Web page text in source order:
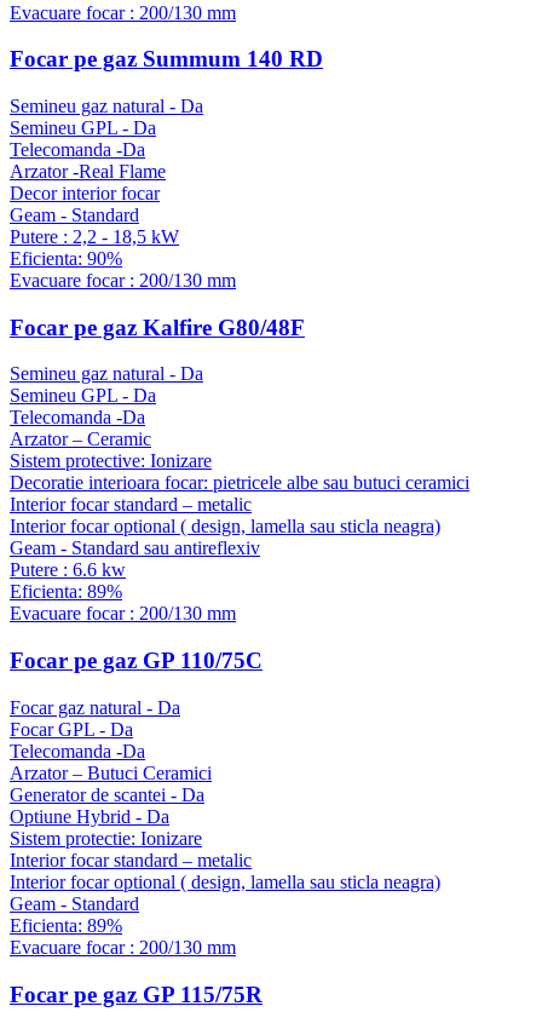
Evacuare focar : 200/130 mm
Focar pe gaz Summum 140 RD
Semineu gaz natural - Da
Semineu GPL - Da
Telecomanda -Da
Arzator -Real Flame
Decor interior focar
Geam - Standard
Putere : 2,2 - 18,5 kW
Eficienta: 90%
Evacuare focar : 200/130 mm
Focar pe gaz Kalfire G80/48F
Semineu gaz natural - Da
Semineu GPL - Da
Telecomanda -Da
Arzator – Ceramic
Sistem protective: Ionizare
Decoratie interioara focar: pietricele albe sau butuci ceramici
Interior focar standard – metalic
Interior focar optional ( design, lamella sau sticla neagra)
Geam - Standard sau antireflexiv
Putere : 6.6 kw
Eficienta: 89%
Evacuare focar : 200/130 mm
Focar pe gaz GP 110/75C
Focar gaz natural - Da
Focar GPL - Da
Telecomanda -Da
Arzator – Butuci Ceramici
Generator de scantei - Da
Optiune Hybrid - Da
Sistem protectie: Ionizare
Interior focar standard – metalic
Interior focar optional ( design, lamella sau sticla neagra)
Geam - Standard
Eficienta: 89%
Evacuare focar : 200/130 mm
Focar pe gaz GP 115/75R